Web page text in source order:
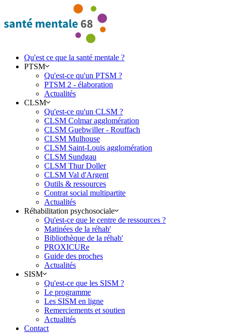
Qu'est ce que la santé mentale ?
PTSM
Qu'est-ce qu'un PTSM ?
PTSM 2 - élaboration
Actualités
CLSM
Qu'est-ce qu'un CLSM ?
CLSM Colmar agglomération
CLSM Guebwiller - Rouffach
CLSM Mulhouse
CLSM Saint-Louis agglomération
CLSM Sundgau
CLSM Thur Doller
CLSM Val d'Argent
Outils & ressources
Contrat social multipartite
Actualités
Réhabilitation psychosociale
Qu'est-ce que le centre de ressources ?
Matinées de la réhab'
Bibliothèque de la réhab'
PROXICURe
Guide des proches
Actualités
SISM
Qu'est-ce que les SISM ?
Le programme
Les SISM en ligne
Remerciements et soutien
Actualités
Contact